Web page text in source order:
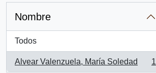
Nombre
Todos
Alvear Valenzuela, María Soledad
, 1 resultados
1